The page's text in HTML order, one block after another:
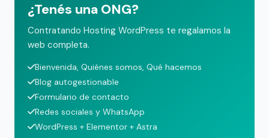
¿Tenés una ONG?
Contratando Hosting WordPress te regalamos la
web completa.
Bienvenida, Quiénes somos, Qué hacemos
Blog autogestionable
Formulario de contacto
Redes sociales y WhatsApp
WordPress + Elementor + Astra